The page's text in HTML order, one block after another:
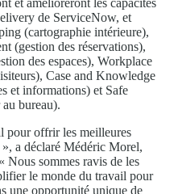
de ServiceNow, et
(cartographie intérieure),
(gestion des réservations),
des espaces), Workplace
Case and Knowledge
et informations) et Safe
bureau).
pour offrir les meilleures
a déclaré Médéric Morel,
sommes ravis de les
le monde du travail pour
une opportunité unique de